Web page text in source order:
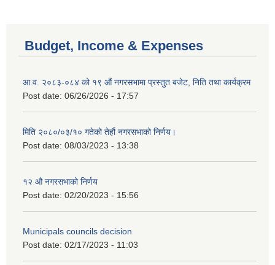
Budget, Income & Expenses
आ.व. २०८३-०८४ को १९ औं नगरसभामा प्रस्तुत बजेट, निति तथा कार्यक्रम
Post date: 06/26/2026 - 17:57
मिति २०८०/०३/१० गतेको तेर्हौ नगरसभाको निर्णय।
Post date: 08/03/2023 - 13:38
१२ औ नगरसभाको निर्णय
Post date: 02/20/2023 - 15:56
Municipals councils decision
Post date: 02/17/2023 - 11:03